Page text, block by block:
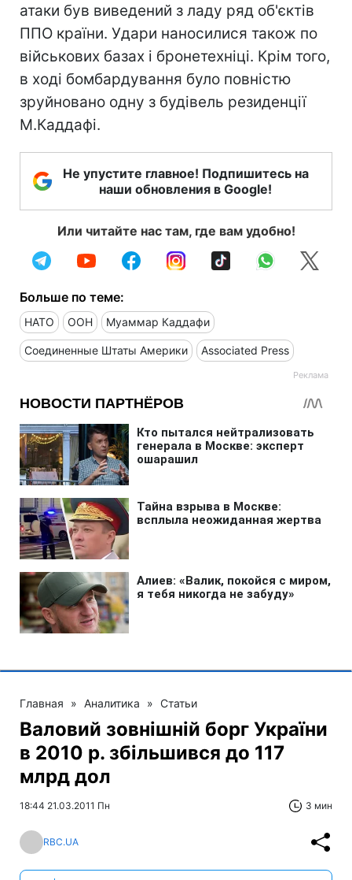
атаки був виведений з ладу ряд об'єктів
ППО країни. Удари наносилися також по
військових базах і бронетехніці. Крім того,
в ході бомбардування було повністю
зруйновано одну з будівель резиденції
М.Каддафі.
Не упустите главное! Подпишитесь на
наши обновления в Google!
Или читайте нас там, где вам удобно!
Больше по теме:
НАТО ООН Муаммар Каддафи
Соединенные Штаты Америки Associated Press
Главная » Аналитика » Статьи
Валовий зовнішній борг України
в 2010 р. збільшився до 117
млрд дол
18:44 21.03.2011 Пн 3 мин
RBC.UA